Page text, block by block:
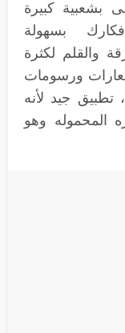
بشعبية كبيرة
بسهولة
والقلم لكثرة
ورسومات
جيد لأنه
المحموله وهو